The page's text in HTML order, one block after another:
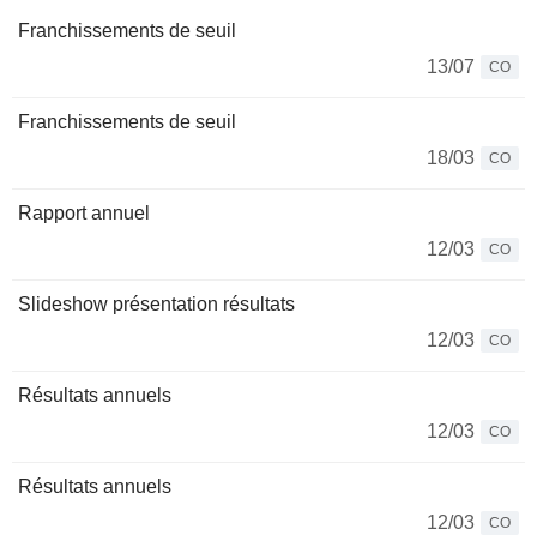
Franchissements de seuil
13/07
CO
Franchissements de seuil
18/03
CO
Rapport annuel
12/03
CO
Slideshow présentation résultats
12/03
CO
Résultats annuels
12/03
CO
Résultats annuels
12/03
CO